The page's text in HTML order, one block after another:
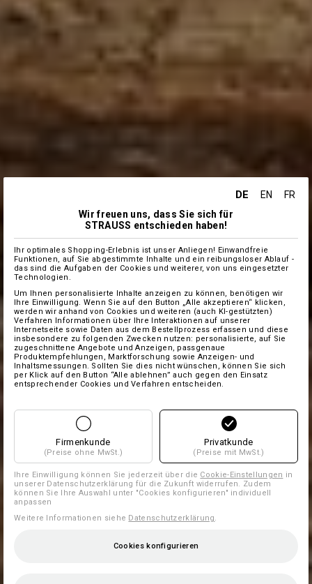
DE EN
FR
Wir freuen uns, dass Sie sich für
STRAUSS entschieden haben!
Ihr optimales Shopping-Erlebnis ist unser Anliegen! Einwandfreie
Funktionen, auf Sie abgestimmte Inhalte und ein reibungsloser Ablauf -
das sind die Aufgaben der Cookies und weiterer, von uns eingesetzter
Technologien.
Um Ihnen personalisierte Inhalte anzeigen zu können, benötigen wir
Ihre Einwilligung. Wenn Sie auf den Button „Alle akzeptieren“ klicken,
werden wir anhand von Cookies und weiteren (auch KI-gestützten)
Verfahren Informationen über Ihre Interaktionen auf unserer
Internetseite sowie Daten aus dem Bestellprozess erfassen und diese
insbesondere zu folgenden Zwecken nutzen: personalisierte, auf Sie
zugeschnittene Angebote und Anzeigen, passgenaue
Produktempfehlungen, Marktforschung sowie Anzeigen- und
Inhaltsmessungen. Sollten Sie dies nicht wünschen, können Sie sich
per Klick auf den Button “Alle ablehnen” auch gegen den Einsatz
entsprechender Cookies und Verfahren entscheiden.
Firmenkunde
(Preise ohne MwSt.)
Privatkunde
(Preise mit MwSt.)
Ihre Einwilligung können Sie jederzeit über die Cookie-Einstellungen in
unserer Datenschutzerklärung für die Zukunft widerrufen. Zudem
können Sie Ihre Auswahl unter "Cookies konfigurieren" individuell
anpassen
Weitere Informationen siehe Datenschutzerklärung
Cookies konfigurieren